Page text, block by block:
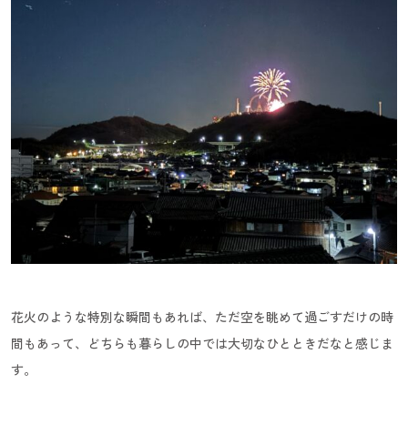
花火のような特別な瞬間もあれば、ただ空を眺めて過ごすだけの時
間もあって、どちらも暮らしの中では大切なひとときだなと感じま
す。